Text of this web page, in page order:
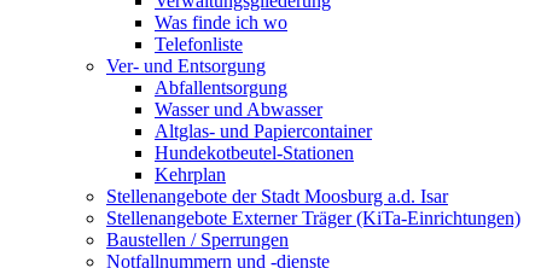
Was finde ich wo
Telefonliste
Ver- und Entsorgung
Abfallentsorgung
Wasser und Abwasser
Altglas- und Papiercontainer
Hundekotbeutel-Stationen
Kehrplan
Stellenangebote der Stadt Moosburg a.d. Isar
Stellenangebote Externer Träger (KiTa-Einrichtungen)
Baustellen / Sperrungen
Notfallnummern und -dienste